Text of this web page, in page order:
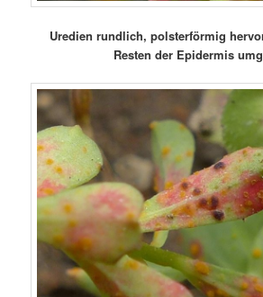
Uredien rundlich, polsterförmig
Resten der Epidermis